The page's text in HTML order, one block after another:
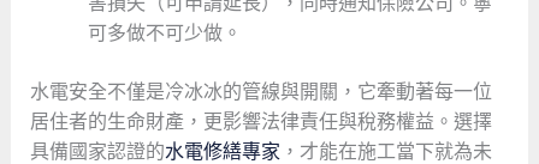
可多做不可少做。
水電安全不僅是冷冰冰的管線與開關，它牽動著每一位
居住者的生命財產，更影響法律責任與稅務權益。選擇
具備國家認證的水電修繕專家 ，才能在施工當下就為未